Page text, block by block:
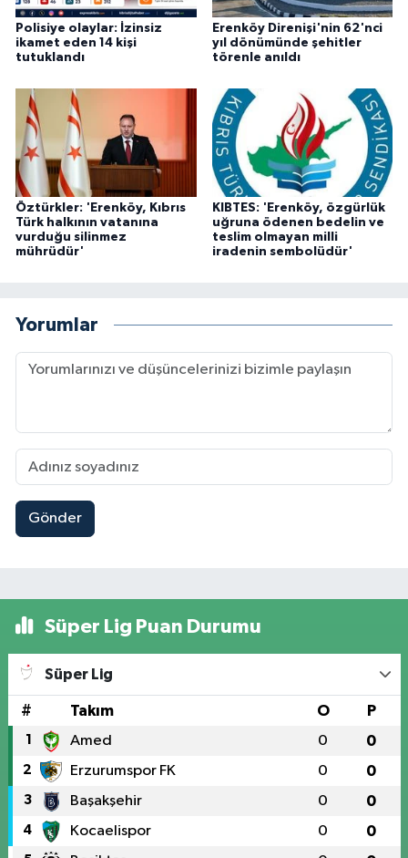
Polisiye olaylar: İzinsiz
ikamet eden 14 kişi
tutuklandı
Erenköy Direnişi'nin 62'nci
yıl dönümünde şehitler
törenle anıldı
Öztürkler: 'Erenköy, Kıbrıs
Türk halkının vatanına
vurduğu silinmez
mührüdür'
KIBTES: 'Erenköy, özgürlük
uğruna ödenen bedelin ve
teslim olmayan milli
iradenin sembolüdür'
Yorumlar
Gönder
Süper Lig Puan Durumu
Süper Lig
# Takım O P
1 Amed 0 0
2 Erzurumspor FK 0 0
3 Başakşehir 0 0
4 Kocaelispor 0 0